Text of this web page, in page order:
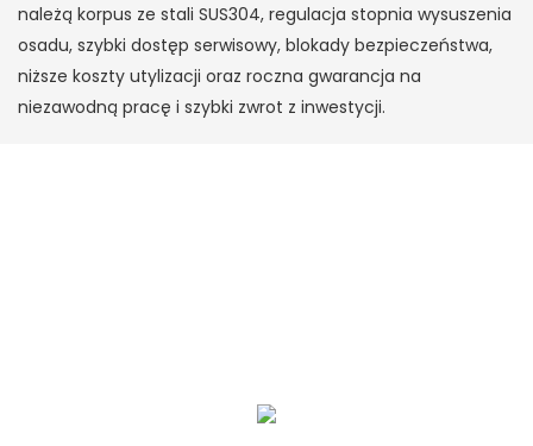
należą korpus ze stali SUS304, regulacja stopnia wysuszenia
osadu, szybki dostęp serwisowy, blokady bezpieczeństwa,
niższe koszty utylizacji oraz roczna gwarancja na
niezawodną pracę i szybki zwrot z inwestycji.